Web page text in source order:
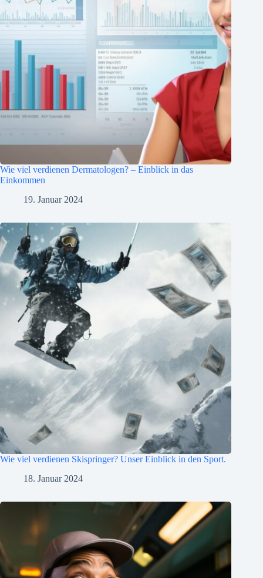
Wie viel verdienen Dermatologen? – Einblick in das
Einkommen
19. Januar 2024
Wie viel verdienen Skispringer? Unser Einblick in den Sport.
18. Januar 2024